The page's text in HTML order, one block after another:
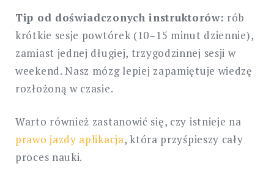
Tip od doświadczonych instruktorów: rób
krótkie sesje powtórek (10–15 minut dziennie),
zamiast jednej długiej, trzygodzinnej sesji w
weekend. Nasz mózg lepiej zapamiętuje wiedzę
rozłożoną w czasie.
Warto również zastanowić się, czy istnieje na
prawo jazdy aplikacja, która przyśpieszy cały
proces nauki.